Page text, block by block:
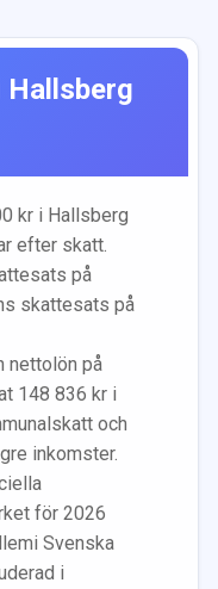
Hallsberg
kr i Hallsberg
efter skatt.
på
skattesats på
nettolön på
148 836 kr i
och
inkomster.
för 2026
i Svenska
i